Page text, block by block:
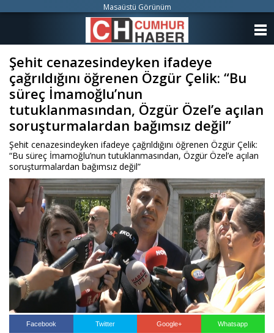
Şehit cenazesindeyken ifadeye
çağrıldığını öğrenen Özgür Çelik: “Bu
süreç İmamoğlu’nun
tutuklanmasından, Özgür Özel’e açılan
soruşturmalardan bağımsız değil”
Şehit cenazesindeyken ifadeye çağrıldığını öğrenen Özgür Çelik:
“Bu süreç İmamoğlu’nun tutuklanmasından, Özgür Özel’e açılan
soruşturmalardan bağımsız değil”
Facebook Twitter Google+ Whatsapp
Masaüstü Görünüm
KATEGORİLER
YAZARLAR
ANKETLER
FOTO GALERİ
KÜNYE
İLETİŞİM
Haberin Doğru Adresi.